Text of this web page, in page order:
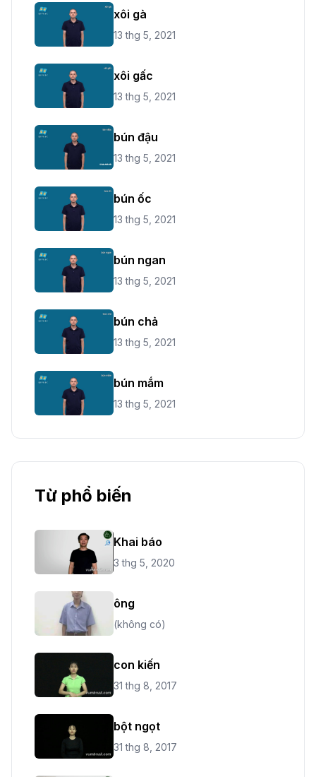
xôi gà
13 thg 5, 2021
xôi gấc
13 thg 5, 2021
bún đậu
13 thg 5, 2021
bún ốc
13 thg 5, 2021
bún ngan
13 thg 5, 2021
bún chả
13 thg 5, 2021
bún mắm
13 thg 5, 2021
Từ phổ biến
Khai báo
3 thg 5, 2020
ông
(không có)
con kiến
31 thg 8, 2017
bột ngọt
31 thg 8, 2017